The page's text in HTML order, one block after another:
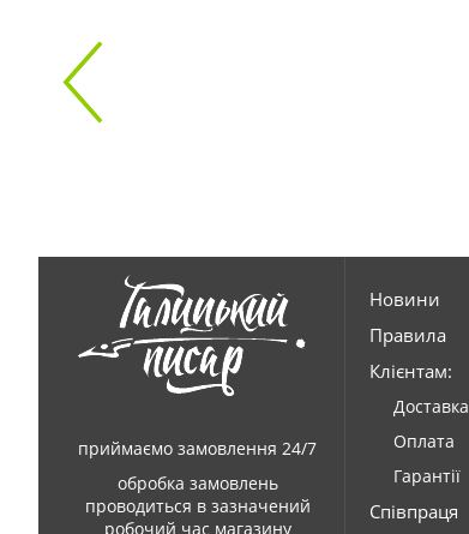
приймаємо замовлення 24/7
обробка замовлень
проводиться в зазначений
робочий час магазину
Новини
Правила
Клієнтам:
Доставка
Оплата
Гарантії
Співпраця